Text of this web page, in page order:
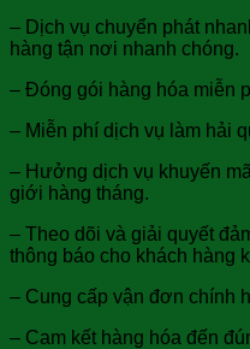
– Dịch vụ chuyển phát
hàng tận nơi nhanh chóng.
– Đóng gói hàng hóa miễn
– Miễn phí dịch vụ làm hải
– Hưởng dịch vụ khuyến
giới hàng tháng.
– Theo dõi và giải quyết
thông báo cho khách hàng
– Cung cấp vận đơn chính
– Cam kết hàng hóa đến